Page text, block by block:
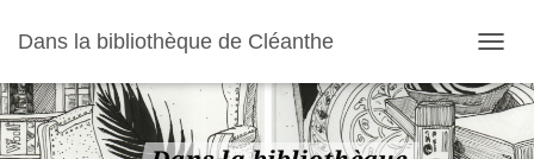
Dans la bibliothèque de Cléanthe
U
V
I